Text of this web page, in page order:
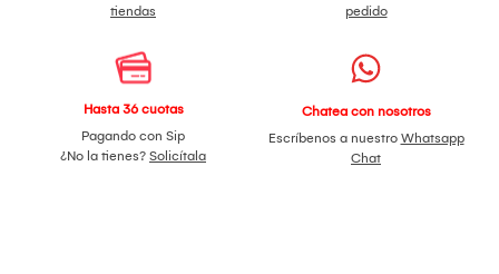
tiendas
pedido
Hasta 36 cuotas
Pagando con Sip
¿No la tienes? Solicítala
Chatea con nosotros
Escríbenos a nuestro Whatsapp
Chat